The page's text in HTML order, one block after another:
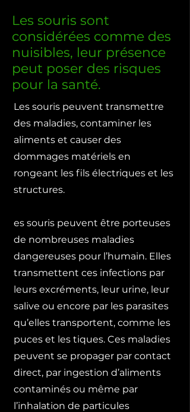
Les souris sont
considérées comme des
nuisibles, leur présence
peut poser des risques
pour la santé.
Les souris peuvent transmettre
des maladies, contaminer les
aliments et causer des
dommages matériels en
rongeant les fils électriques et les
structures.
es souris peuvent être porteuses
de nombreuses maladies
dangereuses pour l’humain. Elles
transmettent ces infections par
leurs excréments, leur urine, leur
salive ou encore par les parasites
qu’elles transportent, comme les
puces et les tiques. Ces maladies
peuvent se propager par contact
direct, par ingestion d’aliments
contaminés ou même par
l’inhalation de particules